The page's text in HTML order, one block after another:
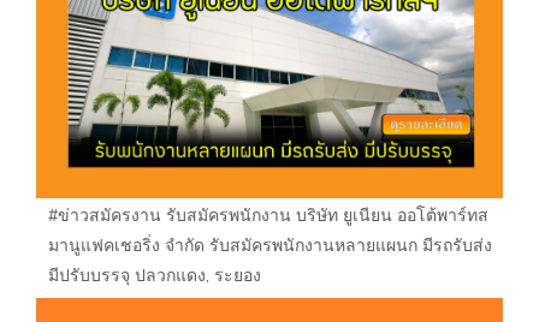
#ข่าวสมัครงาน รับสมัครพนักงาน บริษัท ยูเนียน ออโต้พาร์ทส
มานูแฟคเชอริ่ง จำกัด รับสมัครพนักงานหลายแผนก มีรถรับส่ง
มีปรับบรรจุ ปลวกแดง, ระยอง